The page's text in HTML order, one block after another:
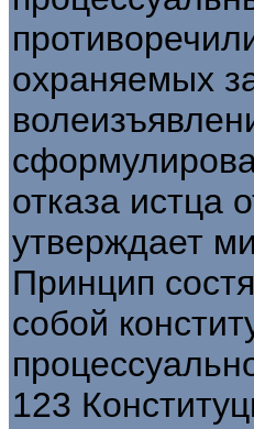
охраняемых
отказа истца
утверждает
Принцип
собой
123